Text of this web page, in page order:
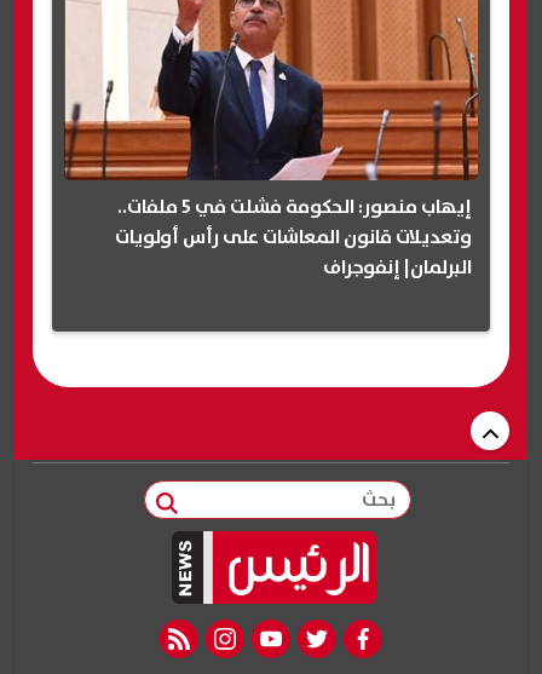
إيهاب منصور: الحكومة فشلت في 5 ملفات..
وتعديلات قانون المعاشات على رأس أولويات
البرلمان| إنفوجراف
بحث
facebook
twitter
youtube
instagram
rss feed